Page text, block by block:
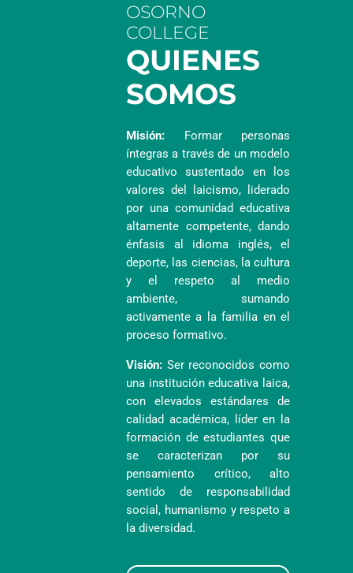
OSORNO
COLLEGE
QUIENES
SOMOS
Misión: Formar personas
íntegras a través de un modelo
educativo sustentado en los
valores del laicismo, liderado
por una comunidad educativa
altamente competente, dando
énfasis al idioma inglés, el
deporte, las ciencias, la cultura
y el respeto al medio
ambiente, sumando
activamente a la familia en el
proceso formativo.
Visión: Ser reconocidos como
una institución educativa laica,
con elevados estándares de
calidad académica, líder en la
formación de estudiantes que
se caracterizan por su
pensamiento crítico, alto
sentido de responsabilidad
social, humanismo y respeto a
la diversidad.